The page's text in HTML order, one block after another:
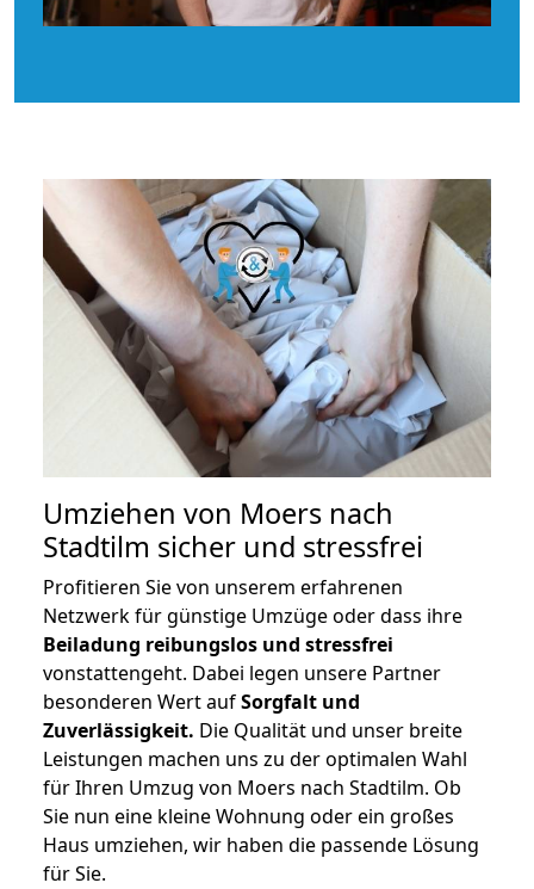
Umziehen von Moers nach
Stadtilm sicher und stressfrei
Profitieren Sie von unserem erfahrenen
Netzwerk für günstige Umzüge oder dass ihre
Beiladung reibungslos und stressfrei
vonstattengeht. Dabei legen unsere Partner
besonderen Wert aufSorgfalt und
Zuverlässigkeit. Die Qualität und unser breite
Leistungen machen uns zu der optimalen Wahl
für Ihren Umzug von Moers nach Stadtilm. Ob
Sie nun eine kleine Wohnung oder ein großes
Haus umziehen, wir haben die passende Lösung
für Sie.